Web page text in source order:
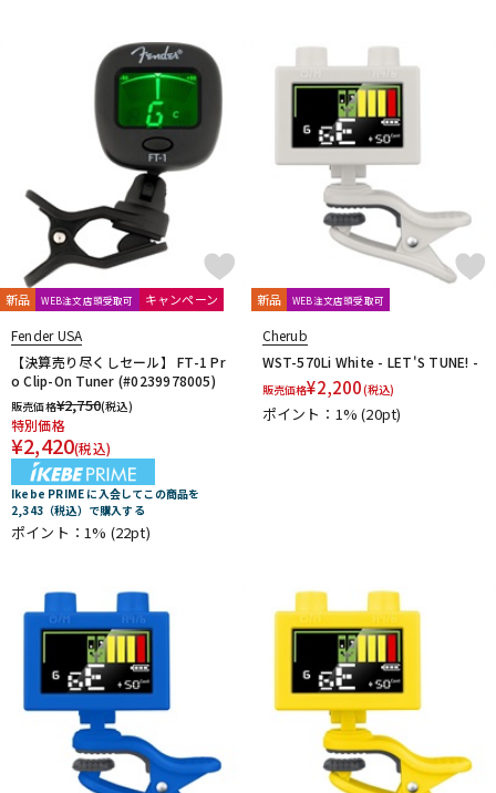
WALRUS AUDIO
Warwick
WHITEFEATHER
Wilkinson Wittner Worth
Xotic
ZAOLLA ZEMAITIS ZEN-ON
アトス・インターナショナル
アルソ出版
キョーリツ
シンコーミュージック
スーパーキッズ
ねこだまり工房 パイパーズ
フェアリー
フォンテック
ヤマハミュージックEHD
ヤマハミュージックトレーディング
ヤマハミュージックメディア
リットーミュージック
音楽之友社
山木秀夫コレクション
春日
杉原書店 青い鳥∞黄い蜂 日本娯楽
名城商会
明和電機
他2
TONE GEAR Peters Alfred
M.Baron
m.guitar craft works
Boosey And Hawkes
Universal
Dr.Case
Schott Music
Max Eschig
Southern Music
International Music
Triplo Press
Musikverlag Hans Sikorski
大阪開成館
ドレミ楽譜出版社
デプロMP
GRAYZONE
AURORA STRINGS
Lydke Musikverlag
Theodore Presser
AQUBE MUSIC PRODUCTS
Ergo Straps
新品 WEB注文店頭受取可 キャンペーン
Fender USA
【決算売り尽くしセール】 FT-1 Pr
o Clip-On Tuner (#0239978005)
販売価格¥2,750(税込)
特別価格
¥2,420(税込)
Ikebe PRIME に入会してこの商品を
2,343（税込）で購入する
ポイント：1% (22pt)
新品 WEB注文店頭受取可
Cherub
WST-570Li White - LET'S TUNE! -
販売価格¥2,200(税込)
ポイント：1%(20pt)